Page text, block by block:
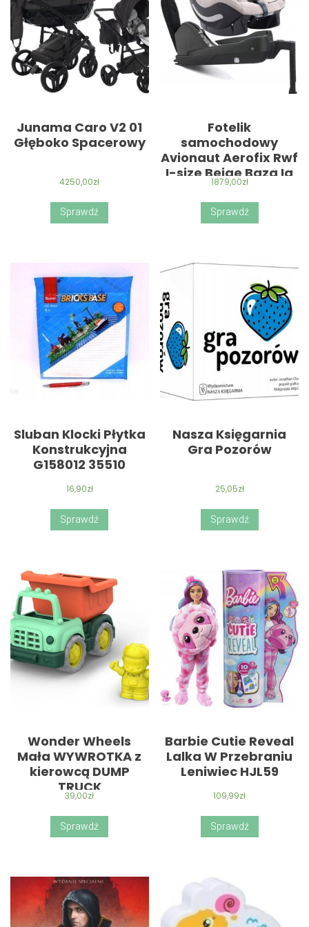
Junama Caro V2 01
Głęboko Spacerowy
4250,00zł
Sprawdź
Fotelik
samochodowy
Avionaut Aerofix Rwf
I-size Beige Baza Iq
1879,00zł
Sprawdź
Sluban Klocki Płytka
Konstrukcyjna
G158012 35510
16,90zł
Sprawdź
Nasza Księgarnia
Gra Pozorów
25,05zł
Sprawdź
Wonder Wheels
Mała WYWROTKA z
kierowcą DUMP
TRUCK
39,00zł
Sprawdź
Barbie Cutie Reveal
Lalka W Przebraniu
Leniwiec HJL59
109,99zł
Sprawdź